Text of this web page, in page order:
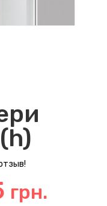
грн.